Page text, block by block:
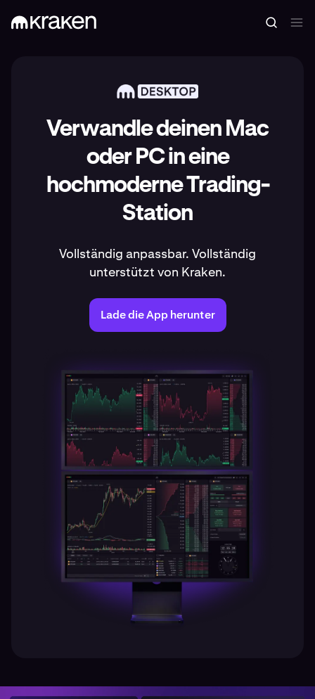
Verwandle deinen Mac
oder PC in eine
hochmoderne Trading-
Station
Vollständig anpassbar. Vollständig
unterstützt von Kraken.
Lade die App herunter